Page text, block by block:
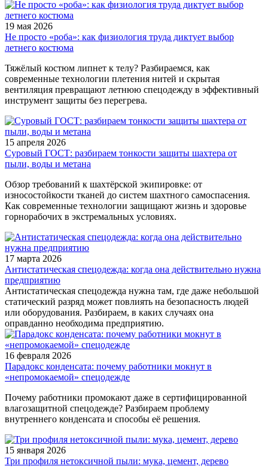
19 мая 2026
Не просто «роба»: как физиология труда диктует выбор
летнего костюма
Тяжёлый костюм липнет к телу? Разбираемся, как
современные технологии плетения нитей и скрытая
вентиляция превращают летнюю спецодежду в эффективный
инструмент защиты без перегрева.
15 апреля 2026
Суровый ГОСТ: разбираем тонкости защиты шахтера от
пыли, воды и метана
Обзор требований к шахтёрской экипировке: от
износостойкости тканей до систем шахтного самоспасения.
Как современные технологии защищают жизнь и здоровье
горнорабочих в экстремальных условиях.
17 марта 2026
Антистатическая спецодежда: когда она действительно нужна
предприятию
Антистатическая спецодежда нужна там, где даже небольшой
статический разряд может повлиять на безопасность людей
или оборудования. Разбираем, в каких случаях она
оправданно необходима предприятию.
16 февраля 2026
Парадокс конденсата: почему работники мокнут в
«непромокаемой» спецодежде
Почему работники промокают даже в сертифицированной
влагозащитной спецодежде? Разбираем проблему
внутреннего конденсата и способы её решения.
15 января 2026
Три профиля нетоксичной пыли: мука, цемент, дерево